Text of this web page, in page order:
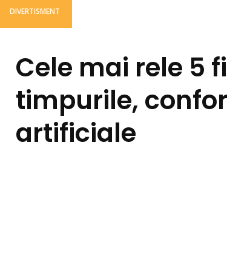
DIVERTISMENT
Cele mai rele 5
timpurile,
artificiale